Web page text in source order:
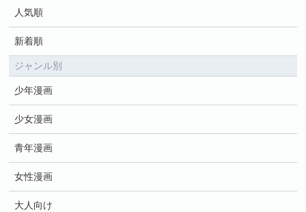
人気順
新着順
ジャンル別
少年漫画
少女漫画
青年漫画
女性漫画
大人向け